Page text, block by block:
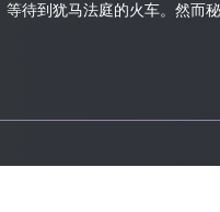
等待到犹马法庭的火车。然而